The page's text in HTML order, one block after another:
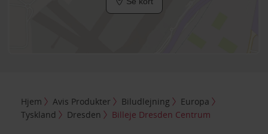
Hjem Avis Produkter Biludlejning
Europa
Tyskland
Dresden Billeje Dresden Centrum